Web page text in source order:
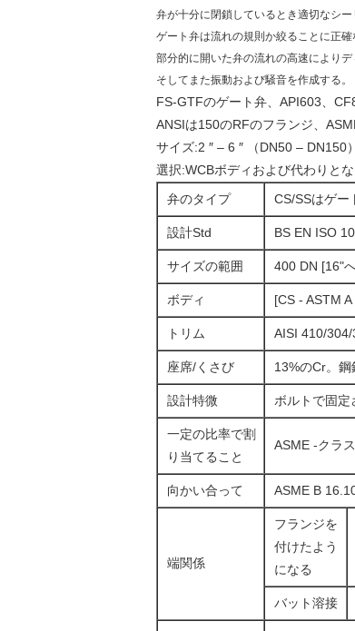
弁が十分に閉鎖しているとき適切なシ
ゲート弁は流れの規則か絞ることに正
部分的に開いた弁の流れの高速により
そしてまた振動および騒音を作成する。
FS-GTFのゲート弁、API603、
ANSIは150のRFのフランジ、
サイズ:2 ″ – 6 ″ （DN50 – DN150）
選択:WCBボディおよび代わりとな
弁のタイプ
CS/SSはゲー
設計Std BS EN ISO
サイズの範囲 400 DN [16"
ボディ [CS - ASTM
トリム AISI 410/304/
座席/くさび 13%のCr。
設計特微 ボルトで固定
一定の比率で割
り当てること
ASME -クラ
向かい合って ASME B
端関係
フランジを
付けたよう
になる
バット溶接